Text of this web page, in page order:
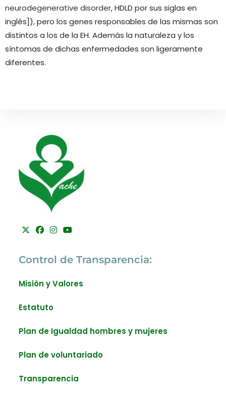
neurodegenerative disorder, HDLD por sus siglas en
inglés]), pero los genes responsables de las mismas son
distintos a los de la EH. Además la naturaleza y los
síntomas de dichas enfermedades son ligeramente
diferentes.
Control de Transparencia:
Misión y Valores
Estatuto
Plan de Igualdad hombres y mujeres
Plan de voluntariado
Transparencia